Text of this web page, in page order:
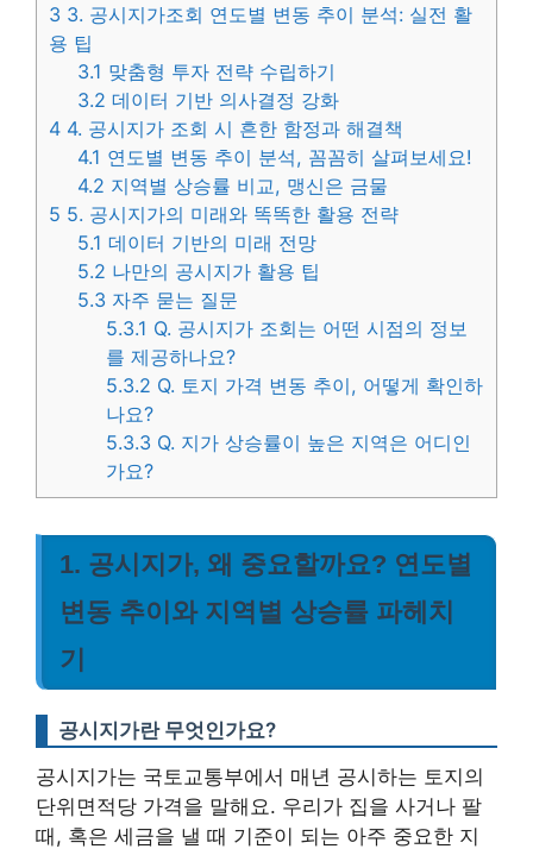
3 3. 공시지가조회 연도별 변동 추이 분석: 실전 활
용 팁
3.1 맞춤형 투자 전략 수립하기
3.2 데이터 기반 의사결정 강화
4 4. 공시지가 조회 시 흔한 함정과 해결책
4.1 연도별 변동 추이 분석, 꼼꼼히 살펴보세요!
4.2 지역별 상승률 비교, 맹신은 금물
5 5. 공시지가의 미래와 똑똑한 활용 전략
5.1 데이터 기반의 미래 전망
5.2 나만의 공시지가 활용 팁
5.3 자주 묻는 질문
5.3.1 Q. 공시지가 조회는 어떤 시점의 정보
를 제공하나요?
5.3.2 Q. 토지 가격 변동 추이, 어떻게 확인하
나요?
5.3.3 Q. 지가 상승률이 높은 지역은 어디인
가요?
1. 공시지가, 왜 중요할까요? 연도별
변동 추이와 지역별 상승률 파헤치
기
공시지가란 무엇인가요?
공시지가는 국토교통부에서 매년 공시하는 토지의
단위면적당 가격을 말해요. 우리가 집을 사거나 팔
때, 혹은 세금을 낼 때 기준이 되는 아주 중요한 지